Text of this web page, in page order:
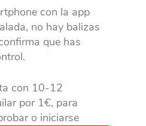
con la app
no hay balizas
que has
con 10-12
por 1€, para
o iniciarse